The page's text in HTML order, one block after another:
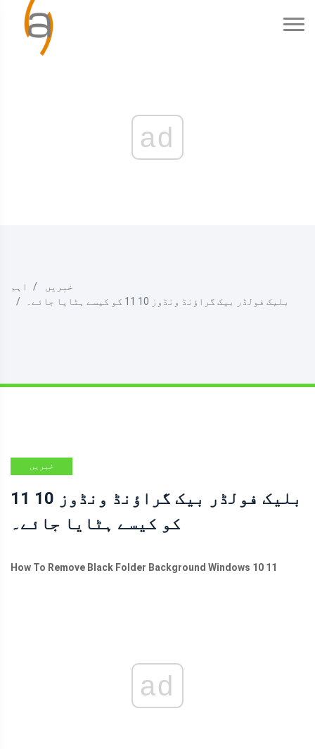
ad
اہم
خبریں
بلیک فولڈر بیک گراؤنڈ ونڈوز 10 11 کو کیسے ہٹایا جائے۔
خبریں
بلیک فولڈر بیک گراؤنڈ ونڈوز 10 11
کو کیسے ہٹایا جائے۔
How To Remove Black Folder Background Windows 10 11
ad